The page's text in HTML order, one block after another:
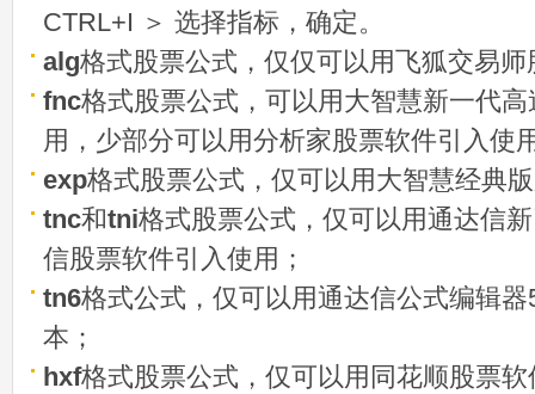
CTRL+I ＞ 选择指标，确定。
alg格式股票公式，仅仅可以用飞狐交易
fnc格式股票公式，可以用大智慧新一代
用，少部分可以用分析家股票软件引入使
exp格式股票公式，仅可以用大智慧经典
tnc和tni格式股票公式，仅可以用通达信
信股票软件引入使用；
tn6格式公式，仅可以用通达信公式编辑
本；
hxf格式股票公式，仅可以用同花顺股票